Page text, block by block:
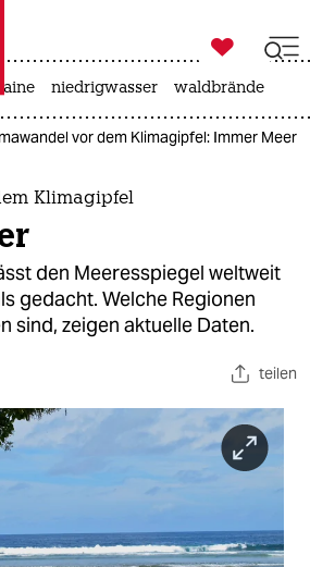
taz zahl ich
zahl ich

taz zahl ich
niedrigwasser waldbrände
vor dem Klimagipfel: Immer Meer
Klimagipfel
den Meeresspiegel weltweit
gedacht. Welche Regionen
sind, zeigen aktuelle Daten.
teilen